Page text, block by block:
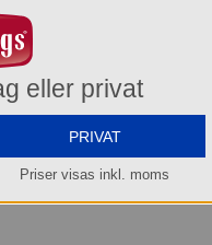
Den keramiska
ger jämn värmefördelning. Det
eller privat
PRIVAT
Priser visas inkl. moms